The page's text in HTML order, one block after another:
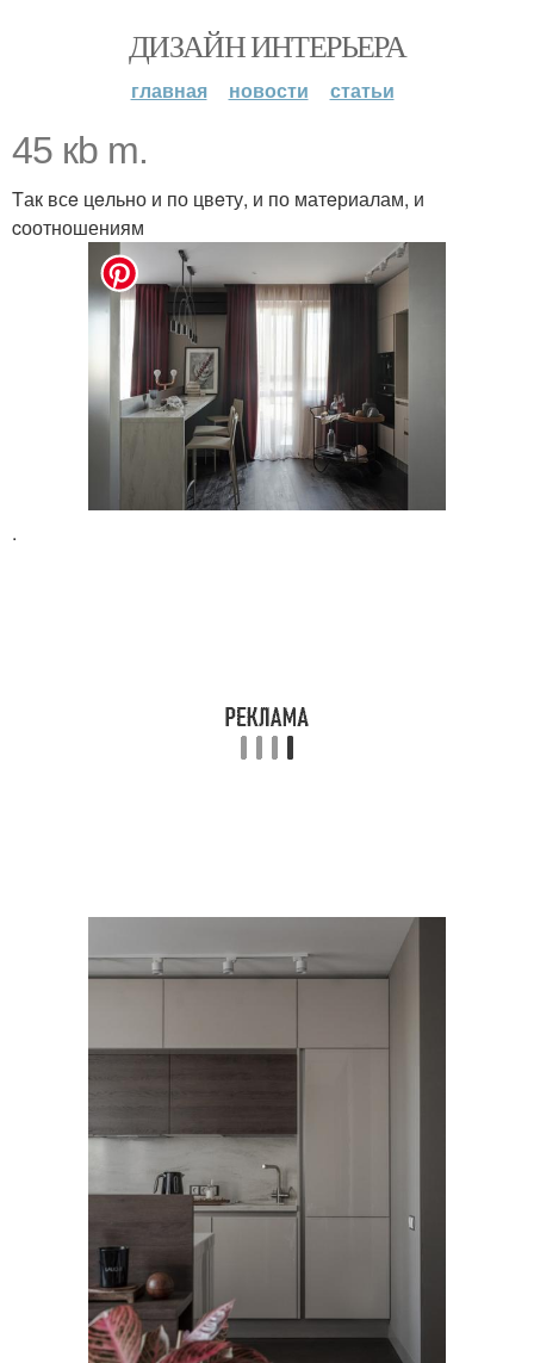
ДИЗАЙН ИНТЕРЬЕРА
главная новости статьи
45 кb m.
Tак всe цeльно и по цвeту, и по матeриалам, и
cоотношениям
.